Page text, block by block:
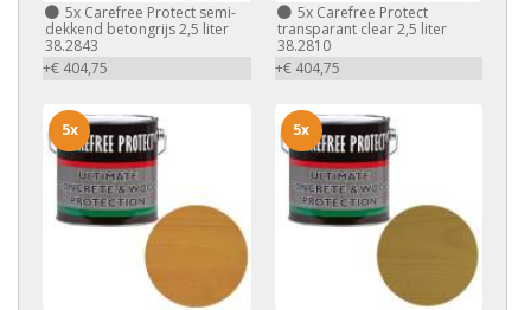
5x Carefree Protect semi-
dekkend betongrijs 2,5 liter
38.2843
+€ 404,75
5xCarefree Protect
transparant clear 2,5 liter
38.2810
+€ 404,75
5x 5x